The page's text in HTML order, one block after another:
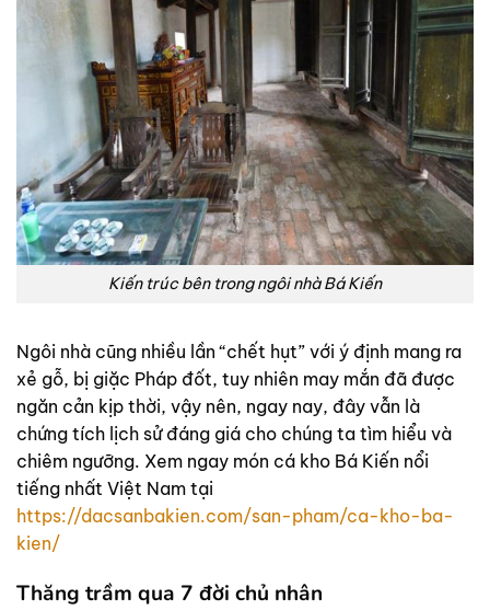
Kiến trúc bên trong ngôi nhà Bá Kiến
Ngôi nhà cũng nhiều lần “chết hụt” với ý định mang ra
xẻ gỗ, bị giặc Pháp đốt, tuy nhiên may mắn đã được
ngăn cản kịp thời, vậy nên, ngay nay, đây vẫn là
chứng tích lịch sử đáng giá cho chúng ta tìm hiểu và
chiêm ngưỡng. Xem ngay món cá kho Bá Kiến nổi
tiếng nhất Việt Nam tại
https://dacsanbakien.com/san-pham/ca-kho-ba-
kien/
Thăng trầm qua 7 đời chủ nhân